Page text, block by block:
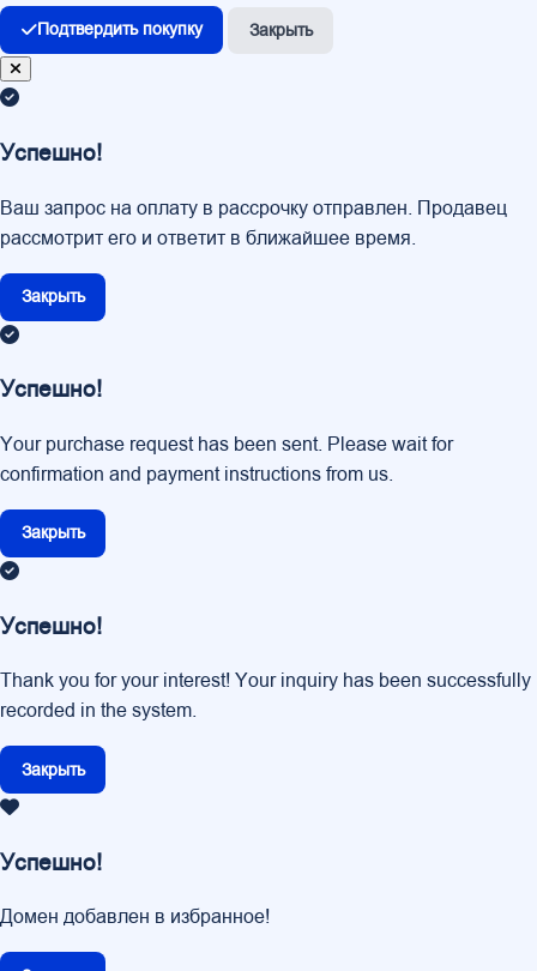
Подтвердить покупку Закрыть
Успешно!
Ваш запрос на оплату в рассрочку отправлен. Продавец
рассмотрит его и ответит в ближайшее время.
Закрыть
Успешно!
Your purchase request has been sent. Please wait for
confirmation and payment instructions from us.
Закрыть
Успешно!
Thank you for your interest! Your inquiry has been successfully
recorded in the system.
Закрыть
Успешно!
Домен добавлен в избранное!